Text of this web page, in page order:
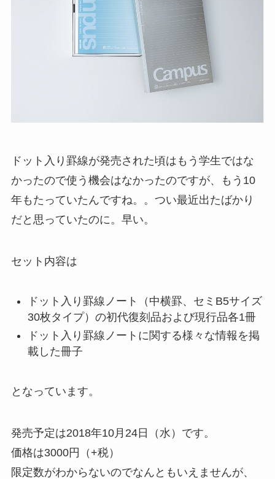
ドット入り罫線が発売された頃はもう学生ではな
かったので使う機会はなかったのですが、もう10
年もたっていたんですね。。つい最近出たばかり
だと思っていたのに。早い。
セット内容は
ドット入り罫線ノート（中横罫、セミB5サイズ
30枚タイプ）の初代復刻品および現行品各1冊
ドット入り罫線ノートに関する様々な情報を掲
載した冊子
となっています。
発売予定は2018年10月24日（水）です。
価格は3000円（+税）
限定数がわからないのでなんともいえませんが、